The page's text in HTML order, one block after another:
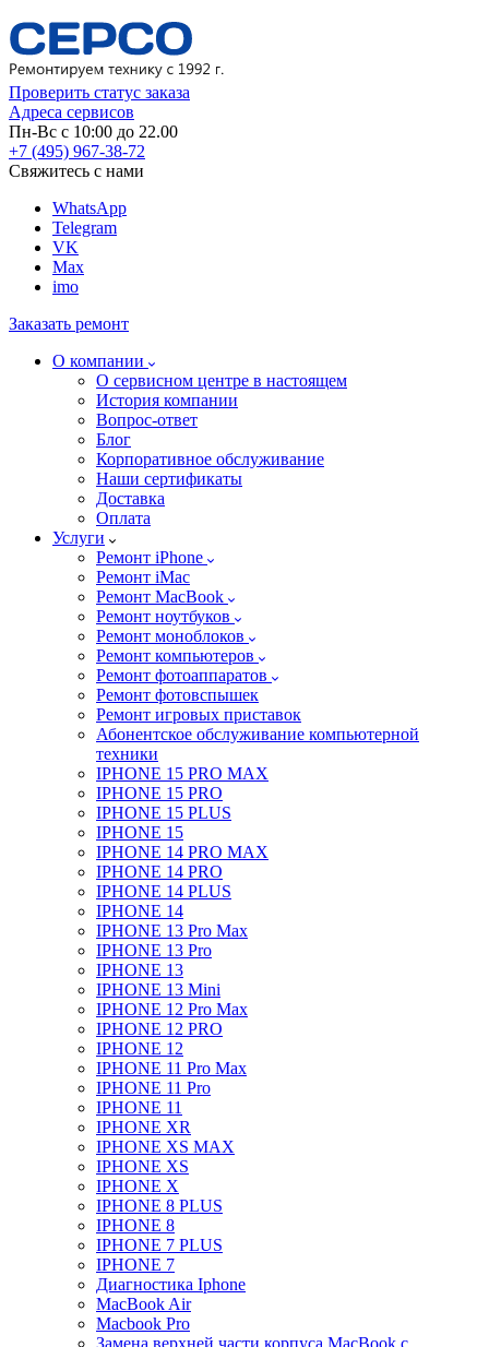
Проверить статус заказа
Адреса сервисов
Пн-Вс с 10:00 до 22.00
+7 (495) 967-38-72
Свяжитесь с нами
WhatsApp
Telegram
VK
Max
imo
Заказать ремонт
О компании
О сервисном центре в настоящем
История компании
Вопрос-ответ
Блог
Корпоративное обслуживание
Наши сертификаты
Доставка
Оплата
Услуги
Ремонт iPhone
Ремонт iMac
Ремонт MacBook
Ремонт ноутбуков
Ремонт моноблоков
Ремонт компьютеров
Ремонт фотоаппаратов
Ремонт фотовспышек
Ремонт игровых приставок
Абонентское обслуживание компьютерной
техники
IPHONE 15 PRO MAX
IPHONE 15 PRO
IPHONE 15 PLUS
IPHONE 15
IPHONE 14 PRO MAX
IPHONE 14 PRO
IPHONE 14 PLUS
IPHONE 14
IPHONE 13 Pro Max
IPHONE 13 Pro
IPHONE 13
IPHONE 13 Mini
IPHONE 12 Pro Max
IPHONE 12 PRO
IPHONE 12
IPHONE 11 Pro Max
IPHONE 11 Pro
IPHONE 11
IPHONE XR
IPHONE XS MAX
IPHONE XS
IPHONE X
IPHONE 8 PLUS
IPHONE 8
IPHONE 7 PLUS
IPHONE 7
Диагностика Iphone
MacBook Air
Macbook Pro
Замена верхней части корпуса MacBook с